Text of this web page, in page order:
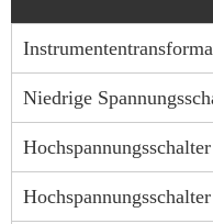
Niedrige
Hochspannungsschalter
Hochspannungsschalter